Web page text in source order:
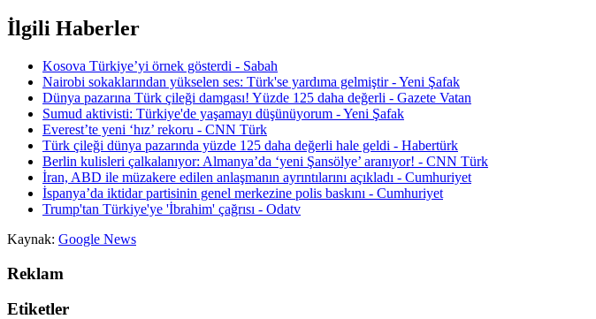
İlgili Haberler
Kosova Türkiye’yi örnek gösterdi - Sabah
Nairobi sokaklarından yükselen ses: Türk'se yardıma gelmiştir - Yeni Şafak
Dünya pazarına Türk çileği damgası! Yüzde 125 daha değerli - Gazete Vatan
Sumud aktivisti: Türkiye'de yaşamayı düşünüyorum - Yeni Şafak
Everest’te yeni ‘hız’ rekoru - CNN Türk
Türk çileği dünya pazarında yüzde 125 daha değerli hale geldi - Habertürk
Berlin kulisleri çalkalanıyor: Almanya’da ‘yeni Şansölye’ aranıyor! - CNN Türk
İran, ABD ile müzakere edilen anlaşmanın ayrıntılarını açıkladı - Cumhuriyet
İspanya’da iktidar partisinin genel merkezine polis baskını - Cumhuriyet
Trump'tan Türkiye'ye 'İbrahim' çağrısı - Odatv
Kaynak: Google News
Reklam
Etiketler